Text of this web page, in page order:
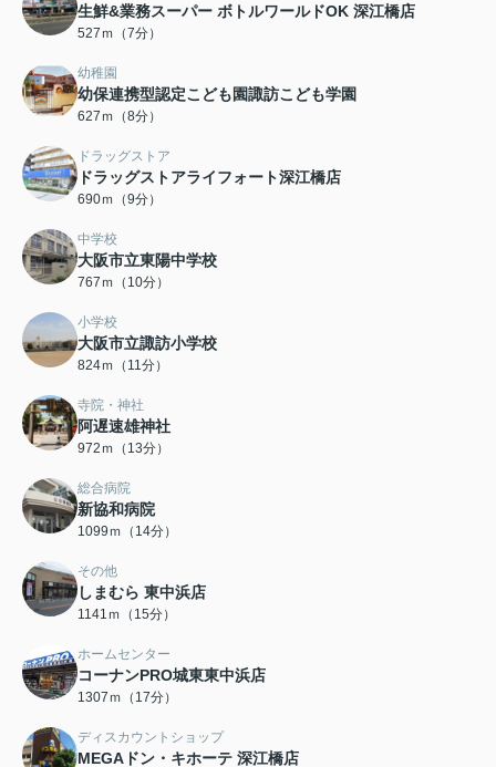
生鮮&業務スーパー ボトルワールドOK 深江橋店
527ｍ（7分）
幼稚園
幼保連携型認定こども園諏訪こども学園
627ｍ（8分）
ドラッグストア
ドラッグストアライフォート深江橋店
690ｍ（9分）
中学校
大阪市立東陽中学校
767ｍ（10分）
小学校
大阪市立諏訪小学校
824ｍ（11分）
寺院・神社
阿遅速雄神社
972ｍ（13分）
総合病院
新協和病院
1099ｍ（14分）
その他
しまむら 東中浜店
1141ｍ（15分）
ホームセンター
コーナンPRO城東東中浜店
1307ｍ（17分）
ディスカウントショップ
MEGAドン・キホーテ 深江橋店